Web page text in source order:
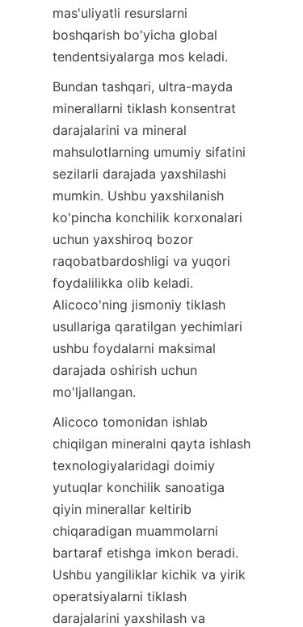
mas'uliyatli resurslarni
boshqarish bo'yicha global
Bundan tashqari, ultra-mayda
minerallarni tiklash konsentrat
darajalarini va mineral
mahsulotlarning umumiy sifatini
sezilarli darajada yaxshilashi
mumkin. Ushbu yaxshilanish
ko'pincha konchilik korxonalari
uchun yaxshiroq bozor
raqobatbardoshligi va yuqori
foydalilikka olib keladi.
Alicoco'ning jismoniy tiklash
usullariga qaratilgan yechimlari
ushbu foydalarni maksimal
darajada oshirish uchun
Alicoco tomonidan ishlab
chiqilgan mineralni qayta ishlash
texnologiyalaridagi doimiy
yutuqlar konchilik sanoatiga
qiyin minerallar keltirib
chiqaradigan muammolarni
bartaraf etishga imkon beradi.
Ushbu yangiliklar kichik va yirik
operatsiyalarni tiklash
darajalarini yaxshilash va